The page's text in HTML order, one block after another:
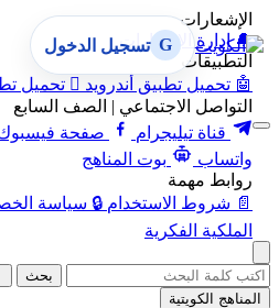
الإشعارات
🔔 إدارة الإشعارات
التطبيقات
تحميل تطبيق أندرويد  تحميل
التواصل الاجتماعي | الصف السابع
قناة تيليجرام
صفحة فيسبوك
واتساب
بوت المناهج
روابط مهمة
شروط الاستخدام 🔒 سياسة
الملكية الفكرية
G تسجيل الدخول
بحث
المناهج الكويتية